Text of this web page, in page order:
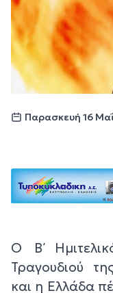
Παρασκευή 16
Ο Β΄
Τραγουδιού
και η Ελλάδα